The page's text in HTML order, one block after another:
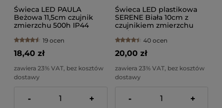
Świeca LED PAULA
Beżowa 11,5cm czujnik
zmierzchu 500h IP44
19 ocen
18,40 zł
zawiera 23% VAT, bez kosztów
dostawy
- +
Świeca LED plastikowa
SERENE Biała 10cm z
czujnikiem zmierzchu
750h IP44
40 ocen
20,00 zł
zawiera 23% VAT, bez kosztów
dostawy
- +